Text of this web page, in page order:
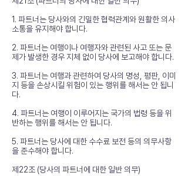
1. 파트너는 당사와의 긴밀한 협력관계와 원활한 의사
소통을 유지해야 합니다.
2. 파트너는 여행이나 여행자와 관련된 사고 또는 문
제가 발생한 경우 지체 없이 당사에 보고해야 합니다.
3. 파트너는 여행과 관련하여 당사의 명성, 평판, 이미
지 등을 손상시킬 위험이 있는 행위를 해서는 안 됩니
다.
4. 파트너는 여행이 이루어지는 국가의 법령 등을 위
반하는 행위를 해서는 안 됩니다.
5. 파트너는 당사에 대한 수수료 보전 등의 의무사항
을 준수해야 합니다.
제22조 (당사의 파트너에 대한 일반 의무)